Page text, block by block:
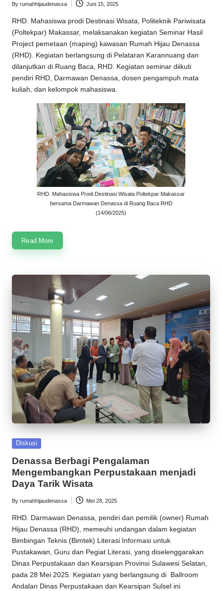
Posted
by
By rumahhijaudenassa Juni 15, 2025
RHD . Mahasiswa prodi Destinasi Wisata, Politeknik Pariwisata
(Poltekpar) Makassar, melaksanakan kegiatan Seminar Hasil
Project pemetaan (maping) kawasan Rumah Hijau Denassa
(RHD). Kegiatan berlangsung di Pelataran Karannuang dan
dilanjutkan di Ruang Baca, RHD. Kegiatan seminar diikuti
pendiri RHD, Darmawan Denassa , dosen pengampuh mata
kuliah, dan kelompok mahasiswa.
RHD. Mahasiswa Prodi Destinasi Wisata Poltekpar Makassar
bersama Darmawan Denassa di Ruang Baca RHD
(14/06/2025)
Read More
Posted
Diskusi
Denassa Berbagi Pengalaman
Mengembangkan Perpustakaan menjadi
Daya Tarik Wisata
Posted
by
By rumahhijaudenassa Mei 28, 2025
RHD . Darmawan Denassa, pendiri dan pemilik (owner) Rumah
Hijau Denassa (RHD), memeuhi undangan dalam kegiatan
Bimbingan Teknis (Bimtek) Literasi Informasi untuk
Pustakawan, Guru dan Pegiat Literasi, yang diselenggarakan
Dinas Perpustakaan dan Kearsipan Provinsi Sulawesi Selatan,
pada 28 Mei 2025. Kegiatan yang berlangsung di Ballroom
Andalan Dinas Perpustakaan dan Kearsipan Sulsel ini